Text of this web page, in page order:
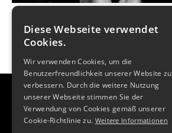
Diese Webseite verwendet
Cookies.
Wir verwenden Cookies, um die
Benutzerfreundlichkeit unserer Website zu
verbessern. Durch die weitere Nutzung
unserer Webseite stimmen Sie der
Verwendung von Cookies gemäß unserer
Cookie-Richtlinie zu. Weitere Informationen